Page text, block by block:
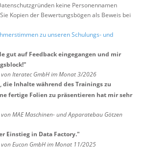
keine Personennamen
Kopien der Bewertungsbögen als Beweis bei
zu unseren Schulungs- und
gut auf Feedback eingegangen und mir
"
Iteratec GmbH im Monat 3/2026
die Inhalte während des Trainings zu
fertige Folien zu präsentieren hat mir sehr
MAE Maschinen- und Apparatebau Götzen
Einstieg in Data Factory."
Eucon GmbH im Monat 11/2025